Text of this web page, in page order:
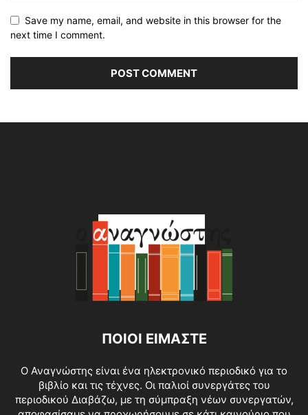
Save my name, email, and website in this browser for the
next time I comment.
ΠΟΙΟΙ ΕΙΜΑΣΤΕ
O Αναγνώστης είναι ένα ηλεκτρονικό περιοδικό για το
βιβλίο και τις τέχνες. Οι παλιοί συνεργάτες του
περιοδικού Διαβάζω, με τη σύμπραξη νέων συνεργατών,